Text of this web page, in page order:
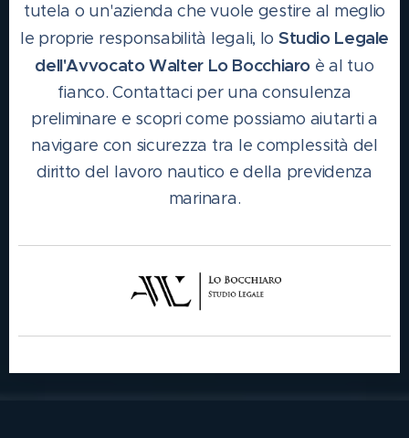
tutela o un'azienda che vuole gestire al meglio
le proprie responsabilità legali, lo Studio Legale
dell'Avvocato Walter Lo Bocchiaro è al tuo
fianco. Contattaci per una consulenza
preliminare e scopri come possiamo aiutarti a
navigare con sicurezza tra le complessità del
diritto del lavoro nautico e della previdenza
marinara.